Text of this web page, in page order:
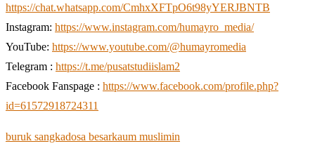
https://chat.whatsapp.com/CmhxXFTpO6t98yYERJBNTB
Instagram: https://www.instagram.com/humayro_media/
YouTube: https://www.youtube.com/@humayromedia
Telegram : https://t.me/pusatstudiislam2
Facebook Fanspage : https://www.facebook.com/profile.php?
id=61572918724311
buruk sangkadosa besarkaum muslimin